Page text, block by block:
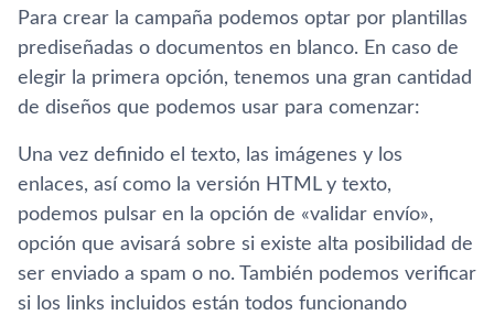
Para crear la campaña podemos optar por plantillas
prediseñadas o documentos en blanco. En caso de
elegir la primera opción, tenemos una gran cantidad
de diseños que podemos usar para comenzar:
Una vez definido el texto, las imágenes y los
enlaces, así­ como la versión HTML y texto,
podemos pulsar en la opción de «validar enví­o»,
opción que avisará sobre si existe alta posibilidad de
ser enviado a spam o no. También podemos verificar
si los links incluidos están todos funcionando